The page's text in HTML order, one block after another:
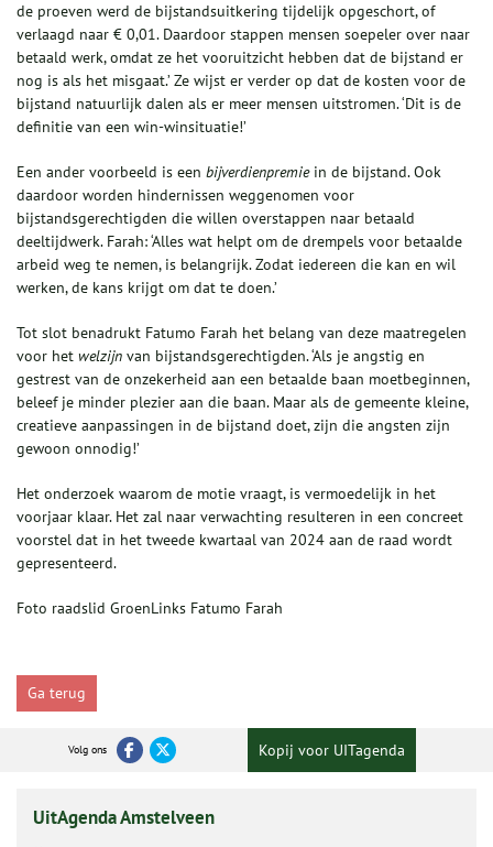
de proeven werd de bijstandsuitkering tijdelijk opgeschort, of
verlaagd naar € 0,01. Daardoor stappen mensen soepeler over naar
betaald werk, omdat ze het vooruitzicht hebben dat de bijstand er
nog is als het misgaat.’ Ze wijst er verder op dat de kosten voor de
bijstand natuurlijk dalen als er meer mensen uitstromen. ‘Dit is de
definitie van een win-winsituatie!’
Een ander voorbeeld is een bijverdienpremiein de bijstand. Ook
daardoor worden hindernissen weggenomen voor
bijstandsgerechtigden die willen overstappen naar betaald
deeltijdwerk. Farah: ‘Alles wat helpt om de drempels voor betaalde
arbeid weg te nemen, is belangrijk. Zodat iedereen die kan en wil
werken, de kans krijgt om dat te doen.’
Tot slot benadrukt Fatumo Farah het belang van deze maatregelen
voor het welzijn van bijstandsgerechtigden. ‘Als je angstig en
gestrest van de onzekerheid aan een betaalde baan moetbeginnen,
beleef je minder plezier aan die baan. Maar als de gemeente kleine,
creatieve aanpassingen in de bijstand doet, zijn die angsten zijn
gewoon onnodig!’
Het onderzoek waarom de motie vraagt, is vermoedelijk in het
voorjaar klaar. Het zal naar verwachting resulteren in een concreet
voorstel dat in het tweede kwartaal van 2024 aan de raad wordt
gepresenteerd.
Foto raadslid GroenLinks Fatumo Farah
Ga terug
Volg ons Kopij voor UITagenda
UitAgenda Amstelveen